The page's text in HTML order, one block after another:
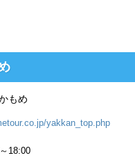
もめ
yakkan_top.php
18:00